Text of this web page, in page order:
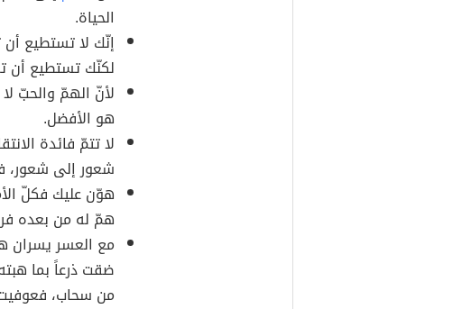
الحياة.
إنّك لا تستطيع
لكنّك تستطيع
لأنّ الهمّ والحبّ لا
هو الأفضل.
لا تتمّ فائدة
شعور إلى شعور،
هوّن عليك فكلّ
همّ له من بعده
مع العسر يسران
ضقت ذرعاً بما
من سحاب، فعوفيت